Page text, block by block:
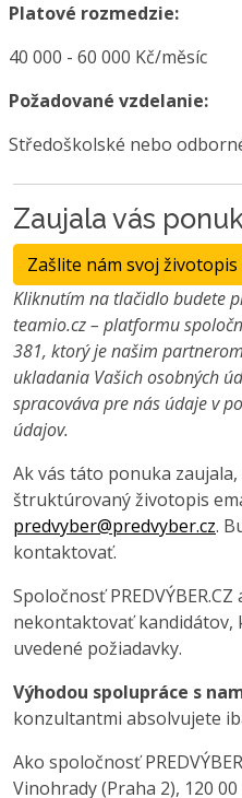
Platové rozmedzie:
40 000 - 60 000 Kč/měsíc
Požadované vzdelanie:
Středoškolské nebo
Zaujala vás
Zašlite nám svoj životopis
Kliknutím na tlačidlo budete
teamio.cz – platformu
381, ktorý je našim
ukladania Vašich osobných
spracováva pre nás údaje v
údajov.
Ak vás táto ponuka
štruktúrovaný životopis
predvyber@predvyber.cz.
kontaktovať.
Spoločnosť
nekontaktovať kandidátov,
uvedené požiadavky.
Výhodou spolupráce s
konzultantmi absolvujete
Ako spoločnosť
Vinohrady (Praha 2), 120 00